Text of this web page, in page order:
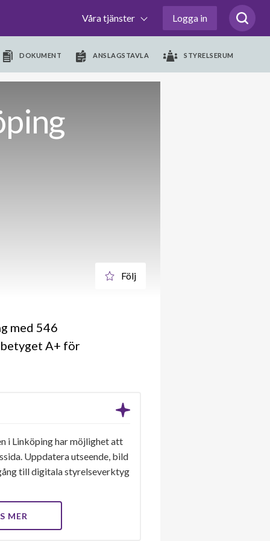
Våra tjänster Logga in
DOKUMENT ANSLAGSTAVLA STYRELSERUM
Följ
med 546
A+ för
i Linköping har möjlighet att
Uppdatera utseende, bild
till digitala styrelseverktyg
MER